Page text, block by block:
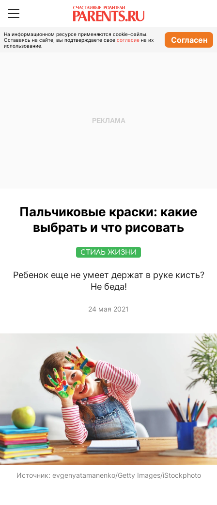
На информационном ресурсе применяются cookie-файлы.
Оставаясь на сайте, вы подтверждаете свое согласие на их
использование.
Согласен
Пальчиковые краски: какие
выбрать и что рисовать
СТИЛЬ ЖИЗНИ
Ребенок еще не умеет держат в руке кисть?
Не беда!
24 мая 2021
Источник: evgenyatamanenko/Getty Images/iStockphoto